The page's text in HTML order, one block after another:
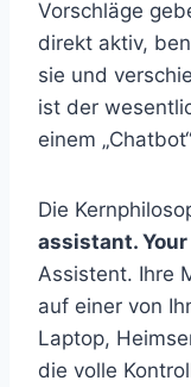
Vorschläge
direkt aktiv,
sie und
ist der
einem
Die
assistant.
Assistent. Ihre
auf einer von
Laptop,
die volle